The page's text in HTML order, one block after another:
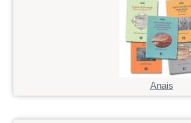
Anais